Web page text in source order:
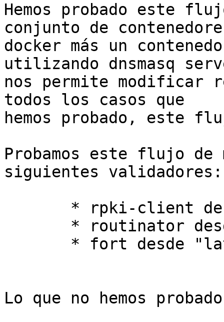
Hemos probado este
conjunto de
docker más un
utilizando dnsmasq
nos permite modificar
todos los casos que
hemos probado, este
Probamos este flujo
siguientes validadores:
Lo que no hemos